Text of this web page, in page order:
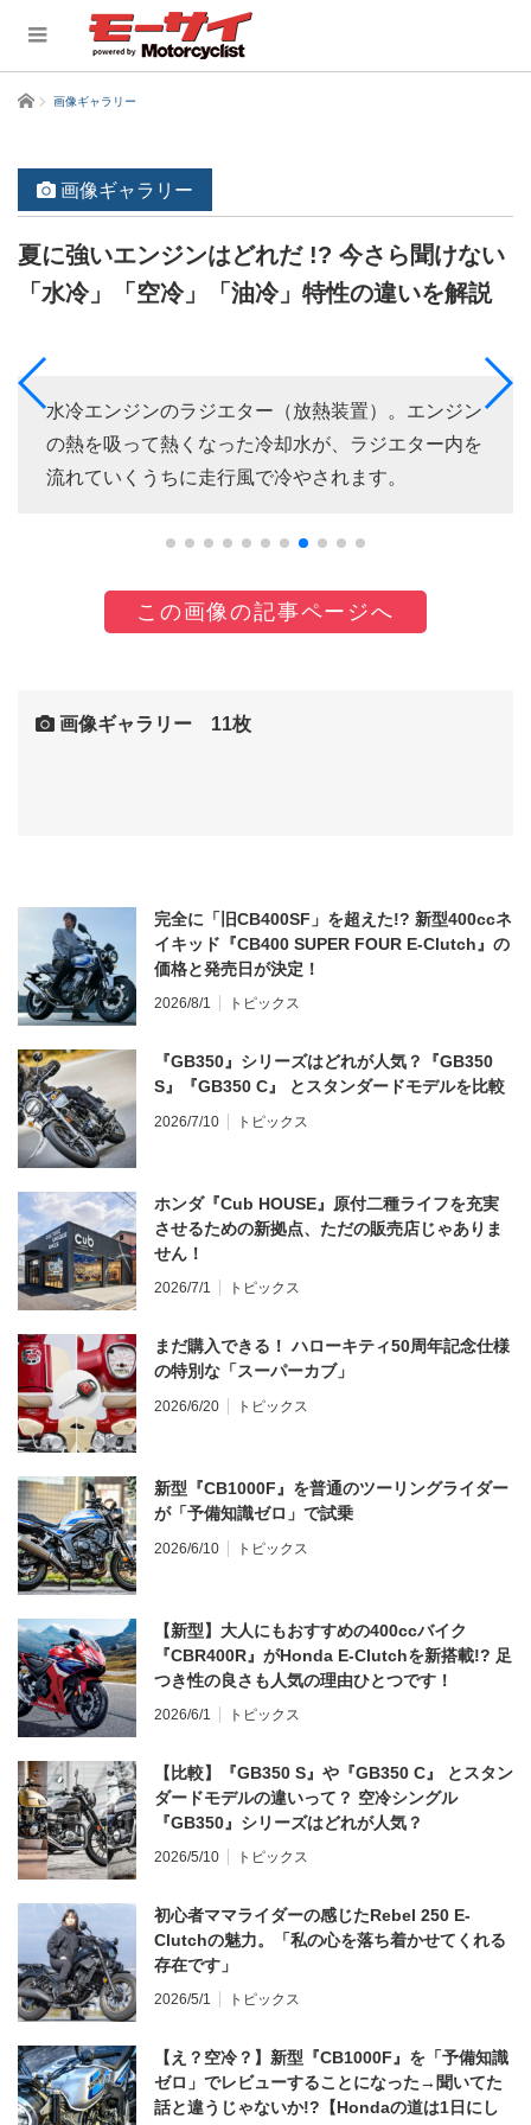
ホーム 画像ギャラリー
画像ギャラリー
夏に強いエンジンはどれだ !? 今さら聞けない
「水冷」「空冷」「油冷」特性の違いを解説
水冷エンジンのラジエター（放熱装置）。エンジン
の熱を吸って熱くなった冷却水が、ラジエター内を
流れていくうちに走行風で冷やされます。
この画像の記事ページへ
画像ギャラリー 11枚
完全に「旧CB400SF」を超えた!? 新型400ccネ
イキッド『CB400 SUPER FOUR E-Clutch』の
価格と発売日が決定！
2026/8/1 トピックス
『GB350』シリーズはどれが人気？『GB350
S』『GB350 C』 とスタンダードモデルを比較
2026/7/10 トピックス
ホンダ『Cub HOUSE』原付二種ライフを充実
させるための新拠点、ただの販売店じゃありま
せん！
2026/7/1 トピックス
まだ購入できる！ ハローキティ50周年記念仕様
の特別な「スーパーカブ」
2026/6/20 トピックス
新型『CB1000F』を普通のツーリングライダー
が「予備知識ゼロ」で試乗
2026/6/10 トピックス
【新型】大人にもおすすめの400ccバイク
『CBR400R』がHonda E-Clutchを新搭載!? 足
つき性の良さも人気の理由ひとつです！
2026/6/1 トピックス
【比較】『GB350 S』や『GB350 C』 とスタン
ダードモデルの違いって？ 空冷シングル
『GB350』シリーズはどれが人気？
2026/5/10 トピックス
初心者ママライダーの感じたRebel 250 E-
Clutchの魅力。「私の心を落ち着かせてくれる
存在です」
2026/5/1 トピックス
【え？空冷？】新型『CB1000F』を「予備知識
ゼロ」でレビューすることになった→聞いてた
話と違うじゃないか!?【Hondaの道は1日にし